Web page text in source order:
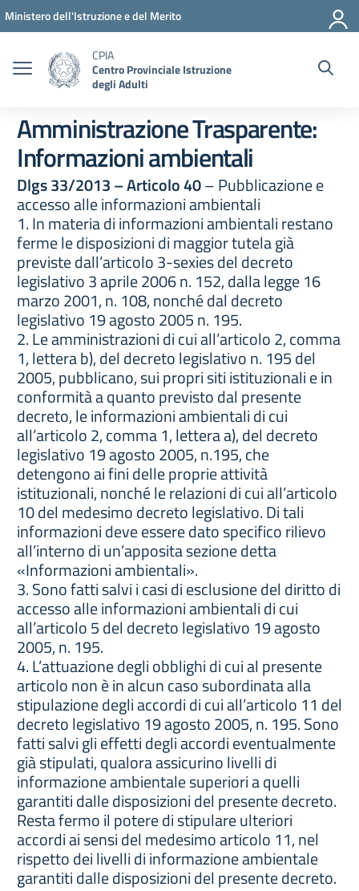
Vai ai contenuti
Vai al menu di navigazione
Vai al footer
Ministero dell'Istruzione e del Merito
CPIA
Centro Provinciale Istruzione
degli Adulti
Amministrazione Trasparente:
Informazioni ambientali
Dlgs 33/2013 – Articolo 40– Pubblicazione e
accesso alle informazioni ambientali
1. In materia di informazioni ambientali restano
ferme le disposizioni di maggior tutela già
previste dall’articolo 3-sexies del decreto
legislativo 3 aprile 2006 n. 152, dalla legge 16
marzo 2001, n. 108, nonché dal decreto
legislativo 19 agosto 2005 n. 195.
2. Le amministrazioni di cui all’articolo 2, comma
1, lettera b), del decreto legislativo n. 195 del
2005, pubblicano, sui propri siti istituzionali e in
conformità a quanto previsto dal presente
decreto, le informazioni ambientali di cui
all’articolo 2, comma 1, lettera a), del decreto
legislativo 19 agosto 2005, n.195, che
detengono ai fini delle proprie attività
istituzionali, nonché le relazioni di cui all’articolo
10 del medesimo decreto legislativo. Di tali
informazioni deve essere dato specifico rilievo
all’interno di un’apposita sezione detta
«Informazioni ambientali».
3. Sono fatti salvi i casi di esclusione del diritto di
accesso alle informazioni ambientali di cui
all’articolo 5 del decreto legislativo 19 agosto
2005, n. 195.
4. L’attuazione degli obblighi di cui al presente
articolo non è in alcun caso subordinata alla
stipulazione degli accordi di cui all’articolo 11 del
decreto legislativo 19 agosto 2005, n. 195. Sono
fatti salvi gli effetti degli accordi eventualmente
già stipulati, qualora assicurino livelli di
informazione ambientale superiori a quelli
garantiti dalle disposizioni del presente decreto.
Resta fermo il potere di stipulare ulteriori
accordi ai sensi del medesimo articolo 11, nel
rispetto dei livelli di informazione ambientale
garantiti dalle disposizioni del presente decreto.